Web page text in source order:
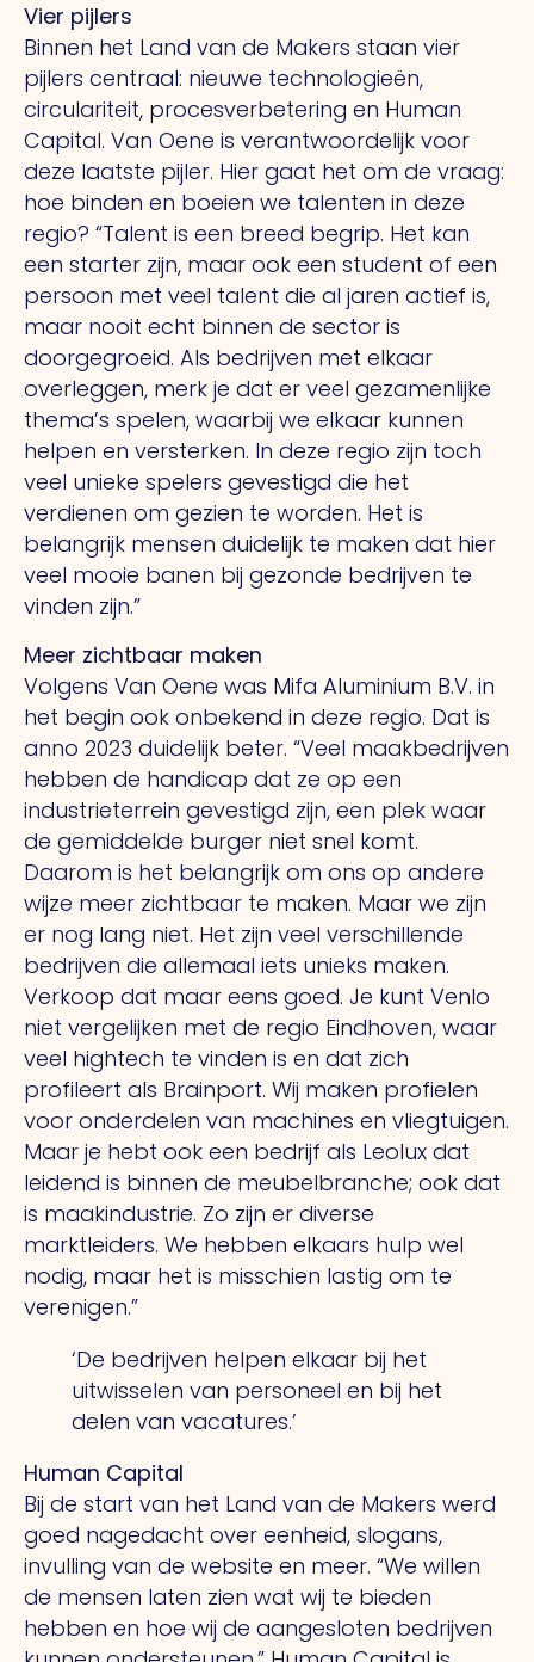
Vier pijlers
Binnen het Land van de Makers staan vier
pijlers centraal: nieuwe technologieën,
circulariteit, procesverbetering en Human
Capital. Van Oene is verantwoordelijk voor
deze laatste pijler. Hier gaat het om de vraag:
hoe binden en boeien we talenten in deze
regio? “Talent is een breed begrip. Het kan
een starter zijn, maar ook een student of een
persoon met veel talent die al jaren actief is,
maar nooit echt binnen de sector is
doorgegroeid. Als bedrijven met elkaar
overleggen, merk je dat er veel gezamenlijke
thema’s spelen, waarbij we elkaar kunnen
helpen en versterken. In deze regio zijn toch
veel unieke spelers gevestigd die het
verdienen om gezien te worden. Het is
belangrijk mensen duidelijk te maken dat hier
veel mooie banen bij gezonde bedrijven te
vinden zijn.”
Meer zichtbaar maken
Volgens Van Oene was Mifa Aluminium B.V. in
het begin ook onbekend in deze regio. Dat is
anno 2023 duidelijk beter. “Veel maakbedrijven
hebben de handicap dat ze op een
industrieterrein gevestigd zijn, een plek waar
de gemiddelde burger niet snel komt.
Daarom is het belangrijk om ons op andere
wijze meer zichtbaar te maken. Maar we zijn
er nog lang niet. Het zijn veel verschillende
bedrijven die allemaal iets unieks maken.
Verkoop dat maar eens goed. Je kunt Venlo
niet vergelijken met de regio Eindhoven, waar
veel hightech te vinden is en dat zich
profileert als Brainport. Wij maken profielen
voor onderdelen van machines en vliegtuigen.
Maar je hebt ook een bedrijf als Leolux dat
leidend is binnen de meubelbranche; ook dat
is maakindustrie. Zo zijn er diverse
marktleiders. We hebben elkaars hulp wel
nodig, maar het is misschien lastig om te
verenigen.”
‘De bedrijven helpen elkaar bij het
uitwisselen van personeel en bij het
delen van vacatures.’
Human Capital
Bij de start van het Land van de Makers werd
goed nagedacht over eenheid, slogans,
invulling van de website en meer. “We willen
de mensen laten zien wat wij te bieden
hebben en hoe wij de aangesloten bedrijven